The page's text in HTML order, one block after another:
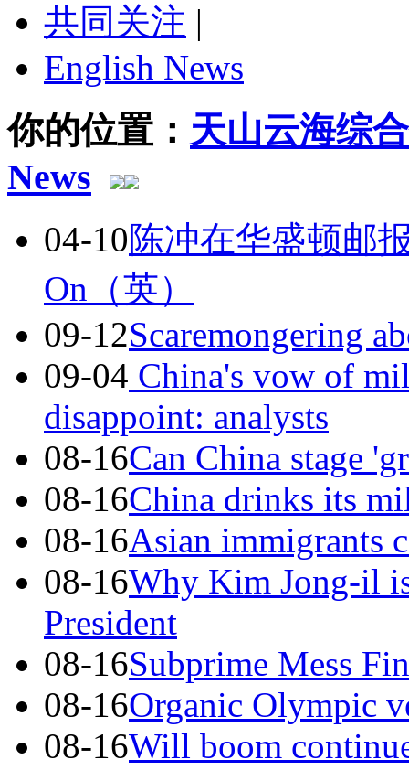
共同关注 |
English News
你的位置： 天山云海综
News
04-10陈冲在华盛顿邮
On（英）
09-12Scaremongering
09-04 China's vow of
disappoint: analysts
08-16Can China stage
08-16China drinks its
08-16Asian immigrants
08-16Why Kim Jong-il
President
08-16Subprime Mess
08-16Organic Olympic
08-16Will boom